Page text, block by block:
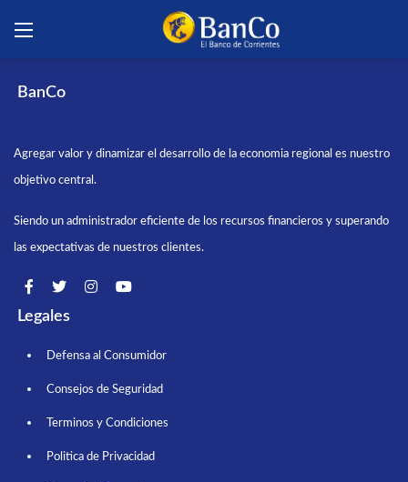
BanCo
Agregar valor y dinamizar el desarrollo de la economia regional es nuestro
objetivo central.
Siendo un administrador eficiente de los recursos financieros y superando
las expectativas de nuestros clientes.
Legales
Defensa al Consumidor
Consejos de Seguridad
Terminos y Condiciones
Politica de Privacidad